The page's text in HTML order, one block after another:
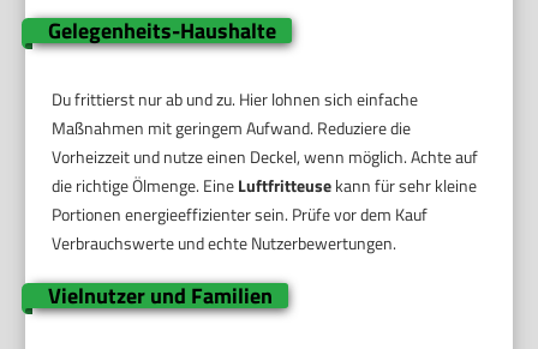
Gelegenheits-Haushalte
Du frittierst nur ab und zu. Hier lohnen sich einfache
Maßnahmen mit geringem Aufwand. Reduziere die
Vorheizzeit und nutze einen Deckel, wenn möglich. Achte auf
die richtige Ölmenge. EineLuftfritteusekann für sehr kleine
Portionen energieeffizienter sein. Prüfe vor dem Kauf
Verbrauchswerte und echte Nutzerbewertungen.
Vielnutzer und Familien